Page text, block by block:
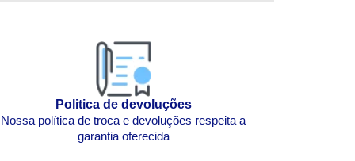
Politica de devoluções
Nossa política de troca e devoluções respeita a
garantia oferecida